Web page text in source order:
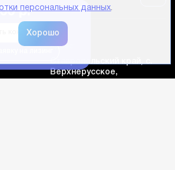
р.
консультацию
Адрес:
Верхнерусское,
персональных данных.